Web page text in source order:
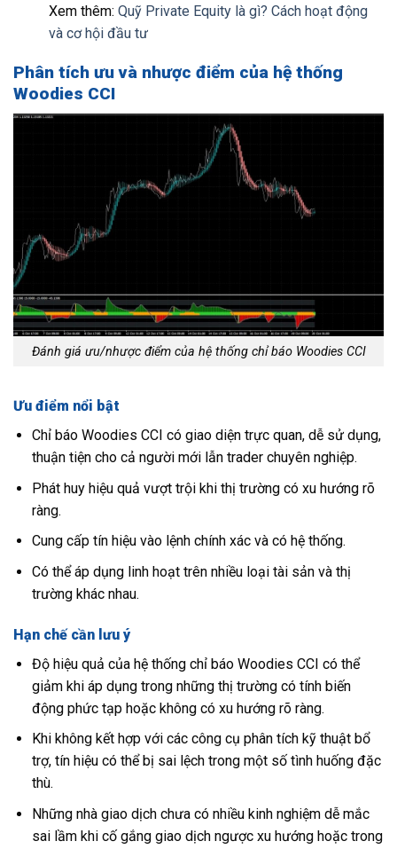
Xem thêm: Quỹ Private Equity là gì? Cách hoạt động
và cơ hội đầu tư
Phân tích ưu và nhược điểm của hệ thống
Woodies CCI
Đánh giá ưu/nhược điểm của hệ thống chỉ báo Woodies CCI
Ưu điểm nổi bật
Chỉ báo Woodies CCI có giao diện trực quan, dễ sử dụng,
thuận tiện cho cả người mới lẫn trader chuyên nghiệp.
Phát huy hiệu quả vượt trội khi thị trường có xu hướng rõ
ràng.
Cung cấp tín hiệu vào lệnh chính xác và có hệ thống.
Có thể áp dụng linh hoạt trên nhiều loại tài sản và thị
trường khác nhau.
Hạn chế cần lưu ý
Độ hiệu quả của hệ thống chỉ báo Woodies CCI có thể
giảm khi áp dụng trong những thị trường có tính biến
động phức tạp hoặc không có xu hướng rõ ràng.
Khi không kết hợp với các công cụ phân tích kỹ thuật bổ
trợ, tín hiệu có thể bị sai lệch trong một số tình huống đặc
thù.
Những nhà giao dịch chưa có nhiều kinh nghiệm dễ mắc
sai lầm khi cố gắng giao dịch ngược xu hướng hoặc trong